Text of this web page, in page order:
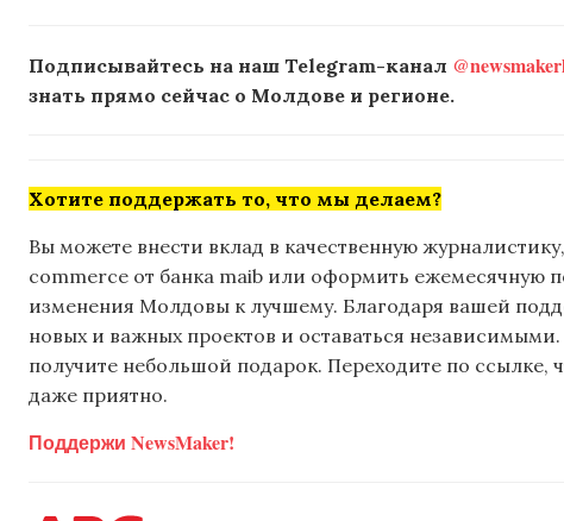
Подписывайтесь на наш Telegram-канал
знать прямо сейчас о Молдове и регионе.
Хотите поддержать то, что мы делаем?
Вы можете внести вклад в качественную
commerce от банка maib или оформить ежемесячную
изменения Молдовы к лучшему. Благодаря вашей
новых и важных проектов и оставаться
получите небольшой подарок. Переходите по
даже приятно.
Поддержи NewsMaker!